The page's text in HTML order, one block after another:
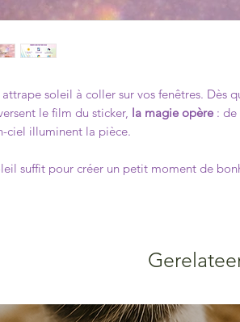
soleil à coller sur vos fenêtres. Dès
le film du sticker, la magie opère : de
ciel illuminent la pièce.
suffit pour créer un petit moment de